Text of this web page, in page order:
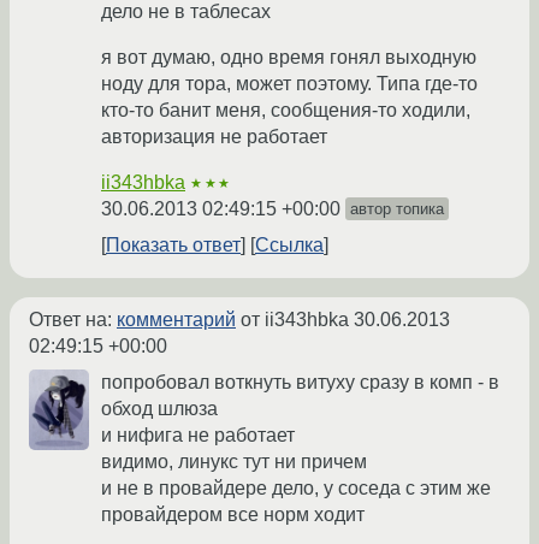
дело не в таблесах
я вот думаю, одно время гонял выходную
ноду для тора, может поэтому. Типа где-то
кто-то банит меня, сообщения-то ходили,
авторизация не работает
ii343hbka ★★★
30.06.2013 02:49:15 +00:00 автор топика
Показать ответ Ссылка
Ответ на: комментарий от ii343hbka 30.06.2013
02:49:15 +00:00
попробовал воткнуть витуху сразу в комп - в
обход шлюза
и нифига не работает
видимо, линукс тут ни причем
и не в провайдере дело, у соседа с этим же
провайдером все норм ходит